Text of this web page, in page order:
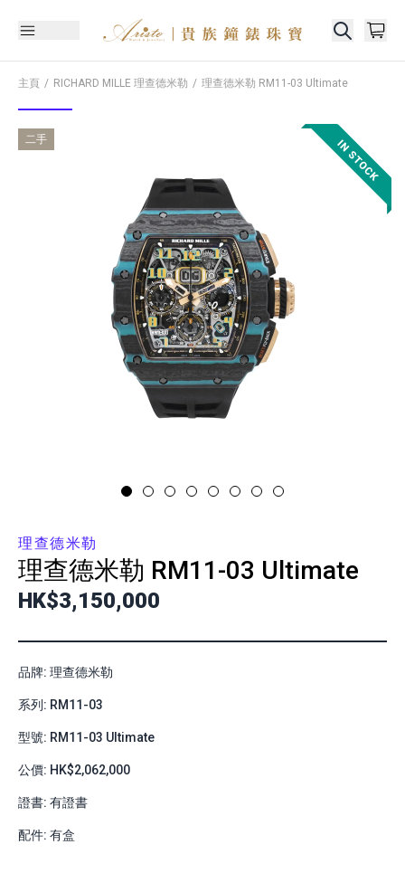
主頁 RICHARD MILLE 理查德米勒 理查德米勒 RM11-03 Ultimate
二手
理查德米勒
理查德米勒 RM11-03 Ultimate
HK$3,150,000
品牌: 理查德米勒
系列: RM11-03
型號: RM11-03 Ultimate
公價: HK$2,062,000
證書: 有證書
配件: 有盒